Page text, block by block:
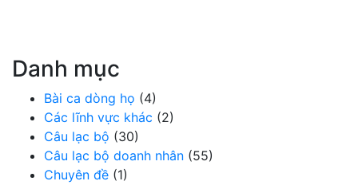
Danh mục
Bài ca dòng họ (4)
Các lĩnh vực khác (2)
Câu lạc bộ (30)
Câu lạc bộ doanh nhân (55)
Chuyên đề (1)